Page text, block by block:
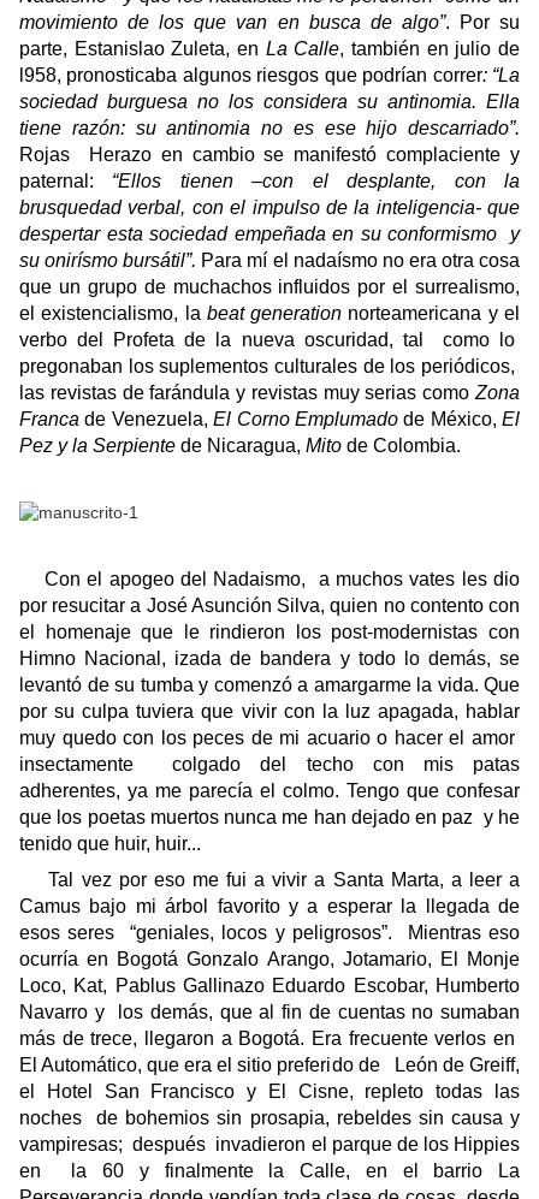
movimiento de los que van en busca de algo”. Por su
parte, Estanislao Zuleta, en La Calle, también en julio de
l958, pronosticaba algunos riesgos que podrían correr: “La
sociedad burguesa no los considera su antinomia. Ella
tiene razón: su antinomia no es ese hijo descarriado”.
Rojas
Herazo en cambio se manifestó complaciente y
paternal: “Ellos tienen –con el desplante, con la
brusquedad verbal, con el impulso de la inteligencia- que
despertar esta sociedad empeñada en su conformismo
y
su onirísmo bursátil”. Para mí el nadaísmo no era otra cosa
que un grupo de muchachos influidos por el surrealismo,
el existencialismo, la beat generation norteamericana y el
verbo del Profeta de la nueva oscuridad, tal
como lo
pregonaban los suplementos culturales de los periódicos,
las revistas de farándula y revistas muy serias como Zona
Franca de Venezuela,El Corno Emplumadode México, El
Pez y la Serpiente de Nicaragua, Mito de Colombia.
Con el apogeo del Nadaismo,
a muchos vates les dio
por resucitar a José Asunción Silva, quien no contento con
el homenaje que le rindieron los post-modernistas con
Himno Nacional, izada de bandera y todo lo demás, se
levantó de su tumba y comenzó a amargarme la vida. Que
por su culpa tuviera que vivir con la luz apagada, hablar
muy quedo con los peces de mi acuario o hacer el amor
insectamente
colgado del techo con mis patas
adherentes, ya me parecía el colmo. Tengo que confesar
que los poetas muertos nunca me han dejado en paz y he
tenido que huir, huir...
Tal vez por eso me fui a vivir a Santa Marta, a leer a
Camus bajo mi árbol favorito y a esperar la llegada de
esos seres
“geniales, locos y peligrosos”.
Mientras eso
ocurría en Bogotá Gonzalo Arango, Jotamario, El Monje
Loco, Kat, Pablus Gallinazo Eduardo Escobar, Humberto
Navarro y
los demás, que al fin de cuentas no sumaban
más de trece, llegaron a Bogotá. Era frecuente verlos en
El Automático, que era el sitio preferido de
León de Greiff,
el Hotel San Francisco y El Cisne, repleto todas las
noches
de bohemios sin prosapia, rebeldes sin causa y
vampiresas; después invadieron el parque de los Hippies
en
la 60 y finalmente la Calle, en el barrio La